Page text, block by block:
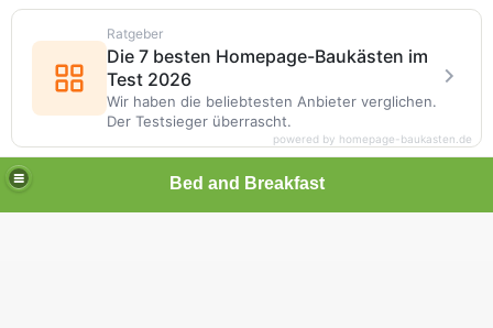
Bed and Breakfast
Ratgeber
Die 7 besten Homepage-Baukästen im
Test 2026
Wir haben die beliebtesten Anbieter verglichen.
Der Testsieger überrascht.
powered by homepage-baukasten.de